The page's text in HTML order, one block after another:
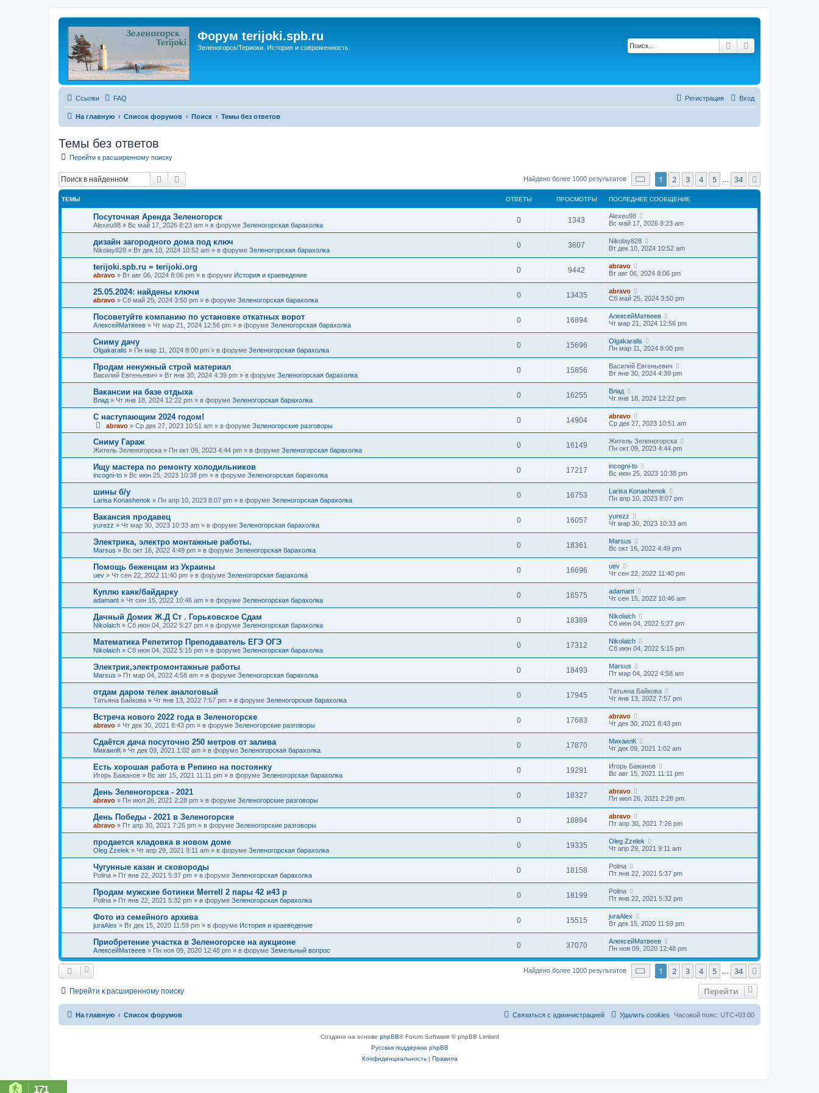
Форум terijoki.spb.ru
Зеленогорск/Териоки. История и современность. Поиск
Ссылки FAQ Вход
Регистрация
На главную Список форумов Поиск Темы без ответов
Темы без ответов
Перейти к расширенному поиску
Поиск Найдено более 1000 результатов Страница1 из 34
1 2 3 4 5 34
ТЕМЫ ОТВЕТЫ ПРОСМОТРЫ ПОСЛЕДНЕЕ СООБЩЕНИЕ
Посуточная Аренда Зеленогорск
Alexeu98 » Вс май 17, 2026 8:23 am » в форуме Зеленогорская барахолка
0 1343
Alexeu98
Вс май 17, 2026 8:23 am
дизайн загородного дома под ключ
Nikolay828 » Вт дек 10, 2024 10:52 am » в форуме Зеленогорская барахолка
0 3607
Nikolay828
Вт дек 10, 2024 10:52 am
terijoki.spb.ru = terijoki.org
abravo » Вт авг 06, 2024 8:06 pm » в форуме История и краеведение
0 9442
abravo
Вт авг 06, 2024 8:06 pm
25.05.2024: найдены ключи
abravo » Сб май 25, 2024 3:50 pm » в форуме Зеленогорская барахолка
0 13435
abravo
Сб май 25, 2024 3:50 pm
Посоветуйте компанию по установке откатных ворот
АлексейМатвеев » Чт мар 21, 2024 12:56 pm » в форуме Зеленогорская барахолка
0 16894
АлексейМатвеев
Чт мар 21, 2024 12:56 pm
Сниму дачу
Olgakaralis » Пн мар 11, 2024 8:00 pm » в форуме Зеленогорская барахолка
0 15696
Olgakaralis
Пн мар 11, 2024 8:00 pm
Продам ненужный строй материал
Василий Евгеньевич » Вт янв 30, 2024 4:39 pm » в форуме Зеленогорская барахолка
0 15856
Василий Евгеньевич
Вт янв 30, 2024 4:39 pm
Вакансии на базе отдыха
Влад » Чт янв 18, 2024 12:22 pm » в форуме Зеленогорская барахолка
0 16255
Влад
Чт янв 18, 2024 12:22 pm
С наступающим 2024 годом!
abravo » Ср дек 27, 2023 10:51 am » в форуме Зеленогорские разговоры
0 14904
abravo
Ср дек 27, 2023 10:51 am
Сниму Гараж
Житель Зеленогорска » Пн окт 09, 2023 4:44 pm » в форуме Зеленогорская барахолка
0 16149
Житель Зеленогорска
Пн окт 09, 2023 4:44 pm
Ищу мастера по ремонту холодильников
incogni-to » Вс июн 25, 2023 10:38 pm » в форуме Зеленогорская барахолка
0 17217
incogni-to
Вс июн 25, 2023 10:38 pm
шины б/у
Larisa Konashenok » Пн апр 10, 2023 8:07 pm » в форуме Зеленогорская барахолка
0 16753
Larisa Konashenok
Пн апр 10, 2023 8:07 pm
Вакансия продавец
yurezz » Чт мар 30, 2023 10:33 am » в форуме Зеленогорская барахолка
0 16057
yurezz
Чт мар 30, 2023 10:33 am
Электрика, электро монтажные работы.
Marsus » Вс окт 16, 2022 4:49 pm » в форуме Зеленогорская барахолка
0 18361
Marsus
Вс окт 16, 2022 4:49 pm
Помощь беженцам из Украины
uev » Чт сен 22, 2022 11:40 pm » в форуме Зеленогорская барахолка
0 16696
uev
Чт сен 22, 2022 11:40 pm
Куплю каяк/байдарку
adamant » Чт сен 15, 2022 10:46 am » в форуме Зеленогорская барахолка
0 16575
adamant
Чт сен 15, 2022 10:46 am
Дачный Домик Ж.Д Ст . Горьковское Сдам
Nikolaich » Сб июн 04, 2022 5:27 pm » в форуме Зеленогорская барахолка
0 18389
Nikolaich
Сб июн 04, 2022 5:27 pm
Математика Репетитор Преподаватель ЕГЭ ОГЭ
Nikolaich » Сб июн 04, 2022 5:15 pm » в форуме Зеленогорская барахолка
0 17312
Nikolaich
Сб июн 04, 2022 5:15 pm
Электрик,электромонтажные работы
Marsus » Пт мар 04, 2022 4:58 am » в форуме Зеленогорская барахолка
0 18493
Marsus
Пт мар 04, 2022 4:58 am
отдам даром телек аналоговый
Татьяна Байкова » Чт янв 13, 2022 7:57 pm » в форуме Зеленогорская барахолка
0 17945
Татьяна Байкова
Чт янв 13, 2022 7:57 pm
Встреча нового 2022 года в Зеленогорске
abravo » Чт дек 30, 2021 8:43 pm » в форуме Зеленогорские разговоры
0 17683
abravo
Чт дек 30, 2021 8:43 pm
Сдаётся дача посуточно 250 метров от залива
МихаилК » Чт дек 09, 2021 1:02 am » в форуме Зеленогорская барахолка
0 17870
МихаилК
Чт дек 09, 2021 1:02 am
Есть хорошая работа в Репино на постоянку
Игорь Бажанов » Вс авг 15, 2021 11:11 pm » в форуме Зеленогорская барахолка
0 19291
Игорь Бажанов
Вс авг 15, 2021 11:11 pm
День Зеленогорска - 2021
abravo » Пн июл 26, 2021 2:28 pm » в форуме Зеленогорские разговоры
0 18327
abravo
Пн июл 26, 2021 2:28 pm
День Победы - 2021 в Зеленогорске
abravo » Пт апр 30, 2021 7:26 pm » в форуме Зеленогорские разговоры
0 18894
abravo
Пт апр 30, 2021 7:26 pm
продается кладовка в новом доме
Oleg Zzelek » Чт апр 29, 2021 9:11 am » в форуме Зеленогорская барахолка
0 19335
Oleg Zzelek
Чт апр 29, 2021 9:11 am
Чугунные казан и сковороды
Polina » Пт янв 22, 2021 5:37 pm » в форуме Зеленогорская барахолка
0 18158
Polina
Пт янв 22, 2021 5:37 pm
Продам мужские ботинки Merrell 2 пары 42 и43 р
Polina » Пт янв 22, 2021 5:32 pm » в форуме Зеленогорская барахолка
0 18199
Polina
Пт янв 22, 2021 5:32 pm
Фото из семейного архива
juraAlex » Вт дек 15, 2020 11:59 pm » в форуме История и краеведение
0 15515
juraAlex
Вт дек 15, 2020 11:59 pm
Приобретение участка в Зеленогорске на аукционе
АлексейМатвеев » Пн ноя 09, 2020 12:48 pm » в форуме Земельный вопрос
0 37070
АлексейМатвеев
Пн ноя 09, 2020 12:48 pm
Найдено более 1000 результатов Страница1 из 34
1 2 3 4 5 34
Перейти к расширенному поиску Перейти
На главную Список форумов Часовой пояс: UTC+03:00
Удалить cookies
Связаться с администрацией
Создано на основе phpBB® Forum Software © phpBB Limited
Русская поддержка phpBB
Конфиденциальность| Правила
171